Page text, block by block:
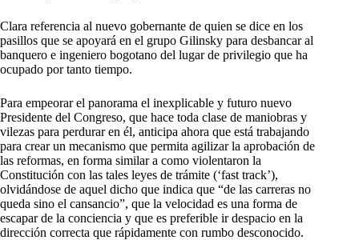
Clara referencia al nuevo gobernante de quien se dice en los
pasillos que se apoyará en el grupo Gilinsky para desbancar al
banquero e ingeniero bogotano del lugar de privilegio que ha
ocupado por tanto tiempo.
Para empeorar el panorama el inexplicable y futuro nuevo
Presidente del Congreso, que hace toda clase de maniobras y
vilezas para perdurar en él, anticipa ahora que está trabajando
para crear un mecanismo que permita agilizar la aprobación de
las reformas, en forma similar a como violentaron la
Constitución con las tales leyes de trámite (‘fast track’),
olvidándose de aquel dicho que indica que “de las carreras no
queda sino el cansancio”, que la velocidad es una forma de
escapar de la conciencia y que es preferible ir despacio en la
dirección correcta que rápidamente con rumbo desconocido.